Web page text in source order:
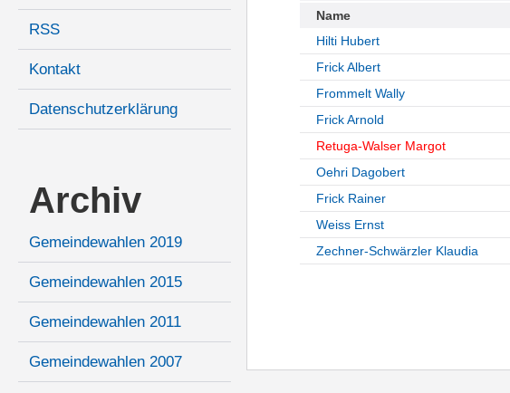
RSS
Kontakt
Datenschutzerklärung
Archiv
Gemeindewahlen 2019
Gemeindewahlen 2015
Gemeindewahlen 2011
Gemeindewahlen 2007
Name
Hilti Hubert
Frick Albert
Frommelt Wally
Frick Arnold
Retuga-Walser Margot
Oehri Dagobert
Frick Rainer
Weiss Ernst
Zechner-Schwärzler Klaudia